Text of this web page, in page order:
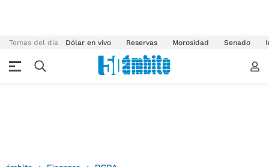
Temas del día Dólar en vivo Reservas Morosidad Senado